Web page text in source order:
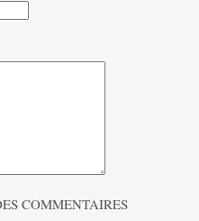
COMMENTAIRES